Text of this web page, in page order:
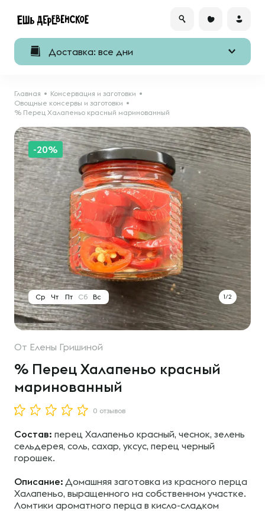
Доставка: все дни
Главная
Консервация и заготовки
Овощные консервы и заготовки
% Перец Халапеньо красный маринованный
1/2
-20%
Ср Чт Пт Сб Вс
От Елены Гришиной
% Перец Халапеньо красный
маринованный
0 отзывов
Состав: перец Халапеньо красный, чеснок, зелень
сельдерея, соль, сахар, уксус, перец черный
горошек.
Описание: Домашняя заготовка из красного перца
Халапеньо, выращенного на собственном участке.
Ломтики ароматного перца в кисло-сладком